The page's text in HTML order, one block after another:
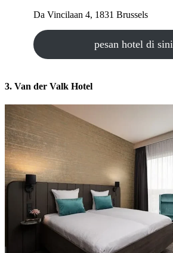
Da Vincilaan 4, 1831 Brussels
pesan hotel di sini
3. Van der Valk Hotel